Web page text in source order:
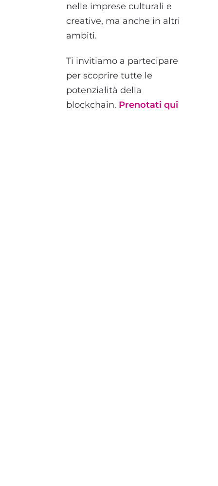
nelle imprese culturali e
creative, ma anche in altri
ambiti.
Ti invitiamo a partecipare
per scoprire tutte le
potenzialità della
blockchain. Prenotati qui